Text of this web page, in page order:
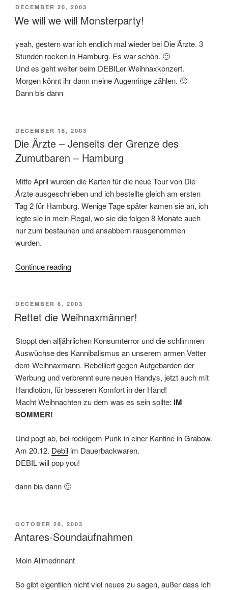
POSTED
ON
DECEMBER 20, 2003
We will we will Monsterparty!
yeah, gestern war ich endlich mal wieder bei Die Ärzte. 3
Stunden rocken in Hamburg. Es war schön. 🙂
Und es geht weiter beim DEBILer Weihnaxkonzert.
Morgen könnt ihr dann meine Augenringe zählen. 🙂
Dann bis dann
POSTED
ON
DECEMBER 18, 2003
Die Ärzte – Jenseits der Grenze des
Zumutbaren – Hamburg
Mitte April wurden die Karten für die neue Tour von Die
Ärzte ausgeschrieben und ich bestellte gleich am ersten
Tag 2 für Hamburg. Wenige Tage später kamen sie an, ich
legte sie in mein Regal, wo sie die folgen 8 Monate auch
nur zum bestaunen und ansabbern rausgenommen
wurden.
Continue reading“Die
Jenseits
der
des
Zumutbaren
–
Hamburg”
POSTED
ON
DECEMBER 6, 2003
Rettet die Weihnaxmänner!
Stoppt den alljährlichen Konsumterror und die schlimmen
Auswüchse des Kannibalismus an unserem armen Vetter
dem Weihnaxmann. Rebelliert gegen Aufgebarden der
Werbung und verbrennt eure neuen Handys, jetzt auch mit
Handlotion, für besseren Komfort in der Hand!
Macht Weihnachten zu dem was es sein sollte: IM
SOMMER!
Und pogt ab, bei rockigem Punk in einer Kantine in Grabow.
Am 20.12. Debil im Dauerbackwaren.
DEBIL will pop you!
dann bis dann 🙂
POSTED
ON
OCTOBER 28, 2003
Antares-Soundaufnahmen
Moin Allmednnant
So gibt eigentlich nicht viel neues zu sagen, außer dass ich